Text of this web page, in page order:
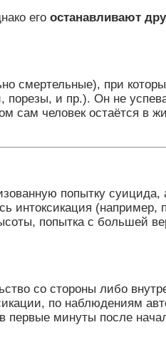
его останавливают
смертельные), при
и пр.). Он не
сам человек остаётся в
попытку
интоксикация (например,
попытка с большей
со стороны либо
по наблюдениям
первые минуты после